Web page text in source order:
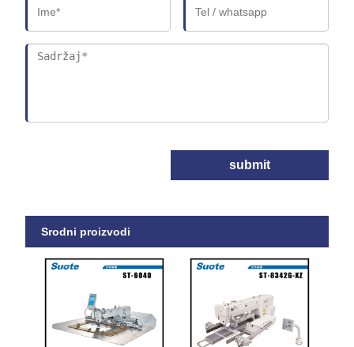
submit
Srodni proizvodi